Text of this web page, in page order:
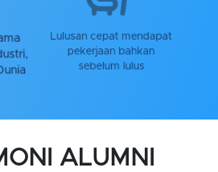
Lulusan cepat mendapat
pekerjaan bahkan
sebelum lulus
ALUMNI